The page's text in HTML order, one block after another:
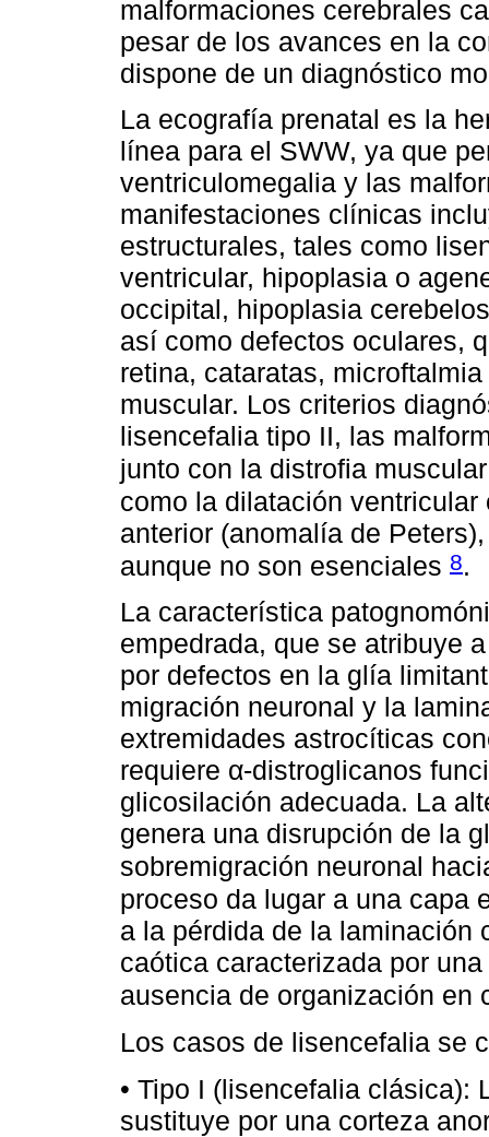
malformaciones cerebrales
pesar de los avances en la
dispone de un diagnóstico
La ecografía prenatal es la
línea para el SWW, ya que
ventriculomegalia y las
manifestaciones clínicas
estructurales, tales como
ventricular, hipoplasia o
occipital, hipoplasia
así como defectos oculares,
retina, cataratas,
muscular. Los criterios
lisencefalia tipo II, las
junto con la distrofia
como la dilatación
anterior (anomalía de
aunque no son esenciales 8.
La característica
empedrada, que se atribuye
por defectos en la glía
migración neuronal y la
extremidades astrocíticas
requiere α-distroglicanos
glicosilación adecuada. La
genera una disrupción de la
sobremigración neuronal
proceso da lugar a una capa
a la pérdida de la laminación
caótica caracterizada por
ausencia de organización en
Los casos de lisencefalia se
• Tipo I (lisencefalia clásica):
sustituye por una corteza